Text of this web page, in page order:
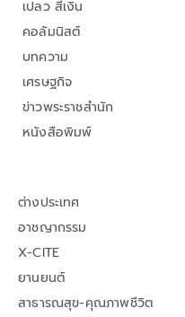
เปลว สีเงิน
คอลัมนิสต์
บทความ
เศรษฐกิจ
ข่าวพระราชสำนัก
หนังสือพิมพ์
ต่างประเทศ
อาชญากรรม
X-CITE
ยานยนต์
สาธารณสุข-คุณภาพชีวิต